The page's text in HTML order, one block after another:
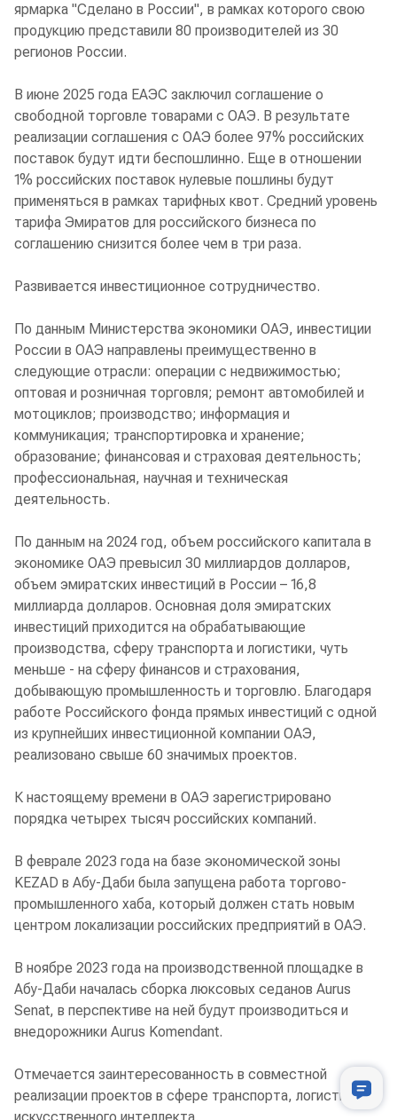
ярмарка "Сделано в России", в рамках которого свою
продукцию представили 80 производителей из 30
регионов России.
В июне 2025 года ЕАЭС заключил соглашение о
свободной торговле товарами с ОАЭ. В результате
реализации соглашения с ОАЭ более 97% российских
поставок будут идти беспошлинно. Еще в отношении
1% российских поставок нулевые пошлины будут
применяться в рамках тарифных квот. Средний уровень
тарифа Эмиратов для российского бизнеса по
соглашению снизится более чем в три раза.
Развивается инвестиционное сотрудничество.
По данным Министерства экономики ОАЭ, инвестиции
России в ОАЭ направлены преимущественно в
следующие отрасли: операции с недвижимостью;
оптовая и розничная торговля; ремонт автомобилей и
мотоциклов; производство; информация и
коммуникация; транспортировка и хранение;
образование; финансовая и страховая деятельность;
профессиональная, научная и техническая
деятельность.
По данным на 2024 год, объем российского капитала в
экономике ОАЭ превысил 30 миллиардов долларов,
объем эмиратских инвестиций в России – 16,8
миллиарда долларов. Основная доля эмиратских
инвестиций приходится на обрабатывающие
производства, сферу транспорта и логистики, чуть
меньше - на сферу финансов и страхования,
добывающую промышленность и торговлю. Благодаря
работе Российского фонда прямых инвестиций с одной
из крупнейших инвестиционной компании ОАЭ,
реализовано свыше 60 значимых проектов.
К настоящему времени в ОАЭ зарегистрировано
порядка четырех тысяч российских компаний.
В феврале 2023 года на базе экономической зоны
KEZAD в Абу-Даби была запущена работа торгово-
промышленного хаба, который должен стать новым
центром локализации российских предприятий в ОАЭ.
В ноябре 2023 года на производственной площадке в
Абу-Даби началась сборка люксовых седанов Aurus
Senat, в перспективе на ней будут производиться и
внедорожники Aurus Komendant.
Отмечается заинтересованность в совместной
реализации проектов в сфере транспорта, логистики и
Лента новостей